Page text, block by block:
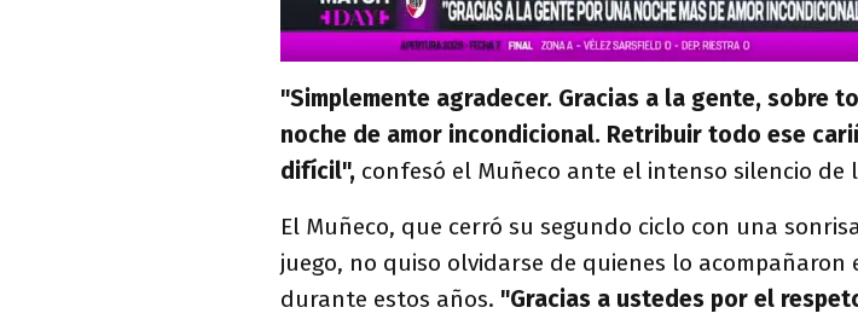
"Simplemente agradecer. Gracias a la gente, sobre
noche de amor incondicional. Retribuir todo ese
difícil", confesó el Muñeco ante el intenso silencio de
El Muñeco, que cerró su segundo ciclo con una
juego, no quiso olvidarse de quienes lo acompañaron
durante estos años. "Gracias a ustedes por el